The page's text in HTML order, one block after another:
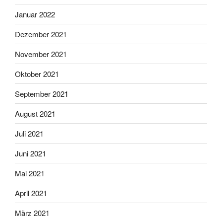
Januar 2022
Dezember 2021
November 2021
Oktober 2021
September 2021
August 2021
Juli 2021
Juni 2021
Mai 2021
April 2021
März 2021